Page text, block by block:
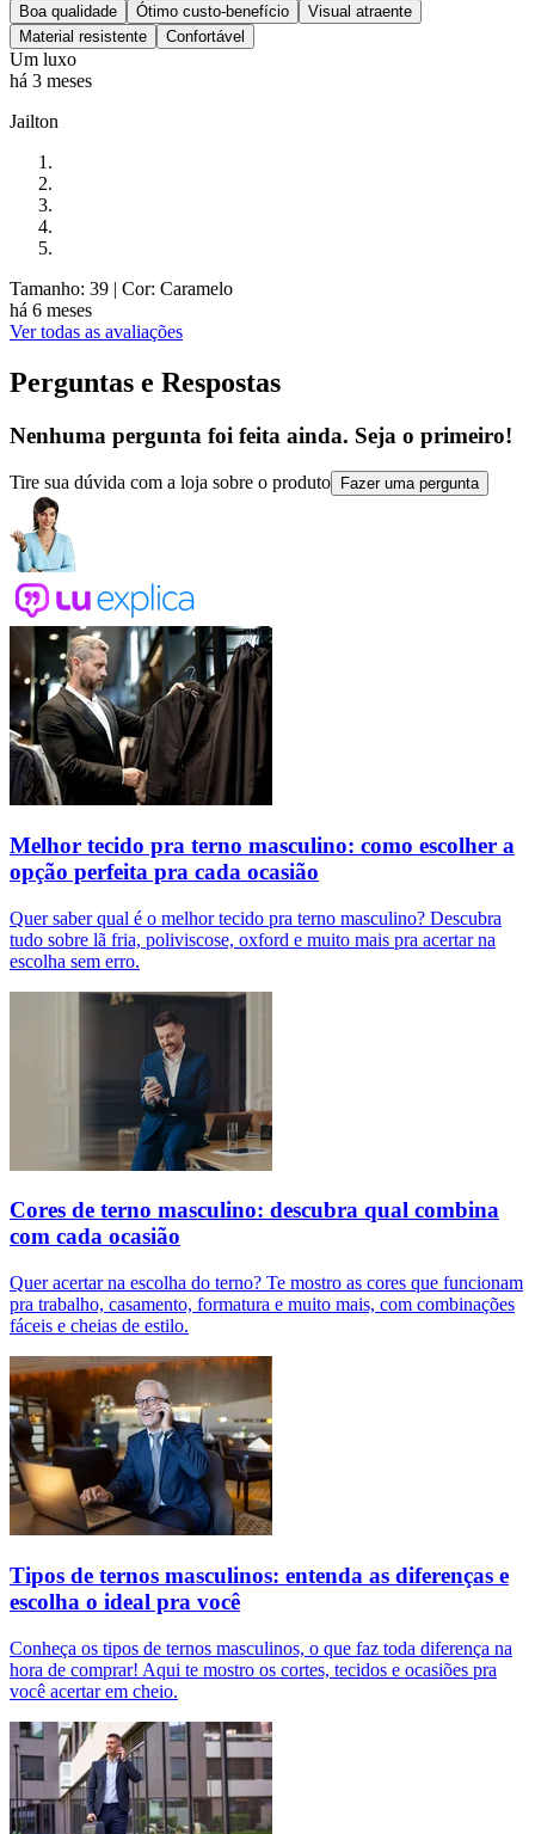
Boa qualidade Ótimo custo-benefício
Visual atraente
Material resistente
Confortável
Um luxo
há 3 meses
Jailton
Tamanho: 39 | Cor: Caramelo
há 6 meses
Ver todas as avaliações
Perguntas e Respostas
Nenhuma pergunta foi feita ainda. Seja o primeiro!
Tire sua dúvida com a loja sobre o produto Fazer uma pergunta
Melhor tecido pra terno masculino: como escolher a
opção perfeita pra cada ocasião
Quer saber qual é o melhor tecido pra terno masculino? Descubra
tudo sobre lã fria, poliviscose, oxford e muito mais pra acertar na
escolha sem erro.
Cores de terno masculino: descubra qual combina
com cada ocasião
Quer acertar na escolha do terno? Te mostro as cores que funcionam
pra trabalho, casamento, formatura e muito mais, com combinações
fáceis e cheias de estilo.
Tipos de ternos masculinos: entenda as diferenças e
escolha o ideal pra você
Conheça os tipos de ternos masculinos, o que faz toda diferença na
hora de comprar! Aqui te mostro os cortes, tecidos e ocasiões pra
você acertar em cheio.